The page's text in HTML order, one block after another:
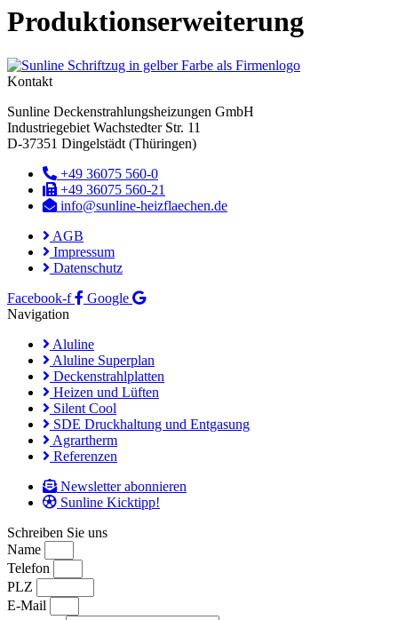
Produktionserweiterung
Kontakt
Sunline Deckenstrahlungsheizungen GmbH
Industriegebiet Wachstedter Str. 11
D-37351 Dingelstädt (Thüringen)
+49 36075 560-0
+49 36075 560-21
info@sunline-heizflaechen.de
AGB
Impressum
Datenschutz
Facebook-f
Google
Navigation
Aluline
Aluline Superplan
Deckenstrahlplatten
Heizen und Lüften
Silent Cool
SDE Druckhaltung und Entgasung
Agrartherm
Referenzen
Newsletter abonnieren
Sunline Kicktipp!
Schreiben Sie uns
Name
Telefon
PLZ
E-Mail